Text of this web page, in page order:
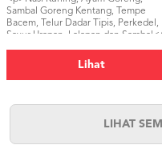
Sambal Goreng Kentang, Tempe
Bacem, Telur Dadar Tipis, Perkedel,
Sayur Urapan, Lalapan dan
Lihat
LIHAT